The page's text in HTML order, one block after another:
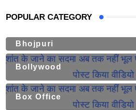
POPULAR CATEGORY
Bhojpuri
Bollywood
Box Office